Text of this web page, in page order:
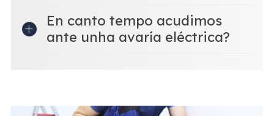
En canto tempo acudimos
ante unha avaría eléctrica?